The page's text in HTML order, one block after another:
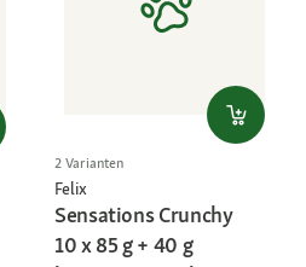
2 Varianten
Felix
Sensations Crunchy
10 x 85 g + 40 g